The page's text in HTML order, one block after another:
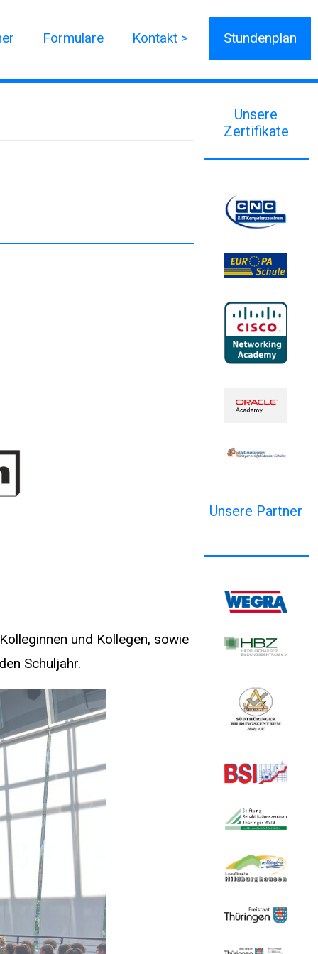
Formulare Kontakt > Stundenplan
und Kollegen, sowie
Schuljahr.
Unsere
Zertifikate
Unsere Partner